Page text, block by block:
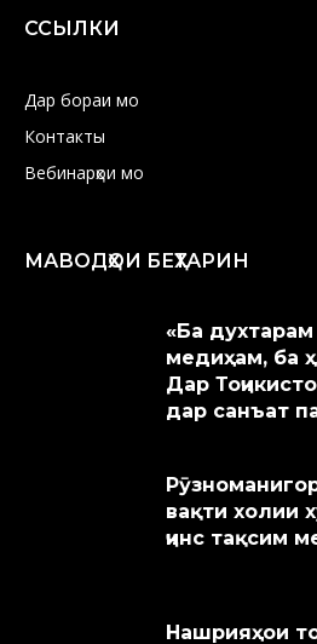
ССЫЛКИ
Дар бораи мо
Контакты
Вебинарҳои мо
МАВОДҲОИ БЕҲТАРИН
«Ба духтарам
медиҳам, ба
Дар
дар санъат
вақти холии
ҷинс тақсим
Нашрияҳои